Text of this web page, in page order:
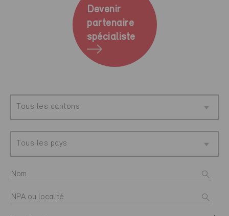
Devenir
partenaire
spécialiste
Tous les cantons
Tous les pays